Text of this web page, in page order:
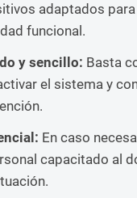
adaptados
funcional.
y sencillo: Basta
el sistema y
En caso
capacitado al